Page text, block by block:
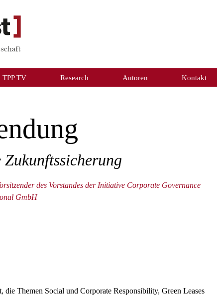
TPP TV Research Autoren Kontakt
des Vorstandes der Initiative Corporate Governance
GmbH
Themen Social und Corporate Responsibility, Green Leases